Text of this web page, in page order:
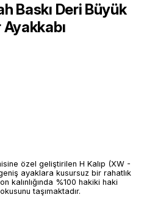
Baskı Deri Büyük
özel geliştirilen H Kalıp (XW -
ayaklara kusursuz bir rahatlık
kalınlığında %100 hakiki haki
taşımaktadır.